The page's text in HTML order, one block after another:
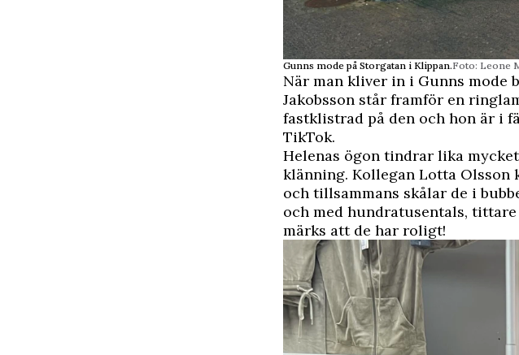
Gunns mode på Storgatan i Klippan.Foto: Leone
När man kliver in i Gunns mode
Jakobsson står framför en
fastklistrad på den och hon är i
TikTok.
Helenas ögon tindrar lika
klänning. Kollegan Lotta Olsson
och tillsammans skålar de i
och med hundratusentals,
märks att de har roligt!